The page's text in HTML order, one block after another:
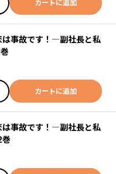
カートに追加
事故です！―副社長と私
カートに追加
事故です！―副社長と私